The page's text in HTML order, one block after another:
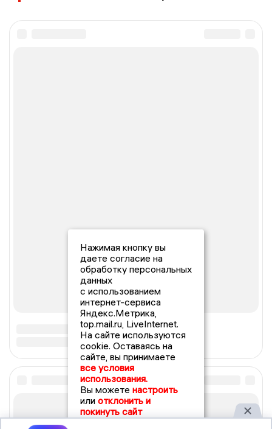
Нажимая кнопку вы
даете согласие на
обработку персональных
данных
с использованием
интернет-сервиса
Яндекс.Метрика,
top.mail.ru, LiveInternet.
На сайте используются
cookie. Оставаясь на
сайте, вы принимаете
все условия
использования.
Вы можете настроить
или отклонить и
покинуть сайт